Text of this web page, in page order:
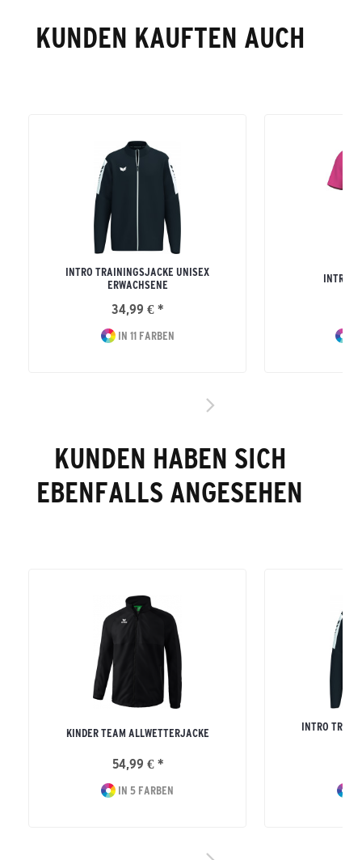
KUNDEN KAUFTEN AUCH
INTRO TRAININGSJACKE UNISEX
ERWACHSENE
34,99 € *
IN 11 FARBEN
INTRO
KUNDEN HABEN SICH
EBENFALLS ANGESEHEN
KINDER TEAM ALLWETTERJACKE
54,99 € *
IN 5 FARBEN
INTRO